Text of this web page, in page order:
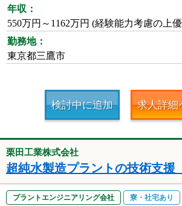
年収：
550万円～1162万円 (経験能力考慮の上
勤務地：
東京都三鷹市
検討中に追加 求人詳細
栗田工業株式会社
超純水製造プラントの技術支援
プラントエンジニアリング会社 寮・社宅あり